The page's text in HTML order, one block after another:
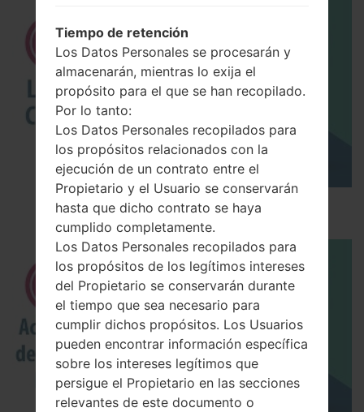
Los 5 principales Códigos Secretos para LG!
Tiempo de retención
Los Datos Personales se procesarán y
almacenarán, mientras lo exija el
propósito para el que se han recopilado.
Por lo tanto:
Los Datos Personales recopilados para
los propósitos relacionados con la
ejecución de un contrato entre el
Propietario y el Usuario se conservarán
hasta que dicho contrato se haya
cumplido completamente.
Los Datos Personales recopilados para
los propósitos de los legítimos intereses
del Propietario se conservarán durante
el tiempo que sea necesario para
cumplir dichos propósitos. Los Usuarios
pueden encontrar información específica
sobre los intereses legítimos que
persigue el Propietario en las secciones
relevantes de este documento o